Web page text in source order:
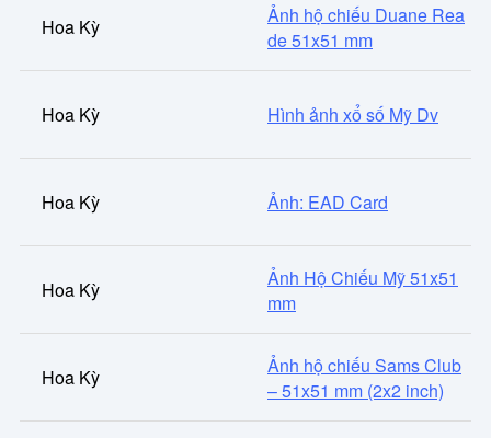
Hoa Kỳ
Ảnh hộ chiếu Duane Rea
de 51x51 mm
Hoa Kỳ Hình ảnh xổ số Mỹ Dv
Hoa Kỳ Ảnh: EAD Card
Hoa Kỳ
Ảnh Hộ Chiếu Mỹ 51x51
mm
Hoa Kỳ
Ảnh hộ chiếu Sams Club
– 51x51 mm (2x2 inch)